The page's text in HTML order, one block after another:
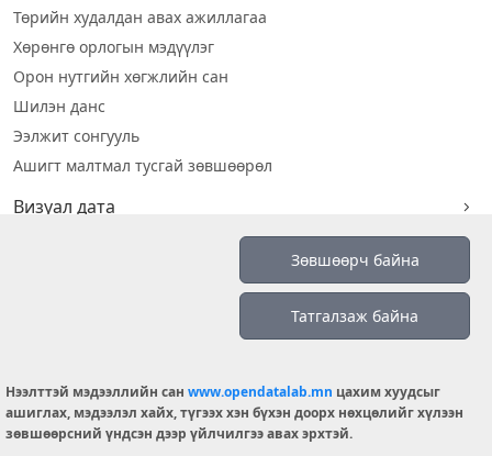
Төрийн худалдан авах ажиллагаа
Хөрөнгө орлогын мэдүүлэг
Орон нутгийн хөгжлийн сан
Шилэн данс
Ээлжит сонгууль
Ашигт малтмал тусгай зөвшөөрөл
Визуал дата
© 2026 OPENDATA LAB MONGOLIA.
Зөвшөөрч байна
Татгалзаж байна
Нээлттэй мэдээллийн сан www.opendatalab.mn цахим хуудсыг
ашиглах, мэдээлэл хайх, түгээх хэн бүхэн доорх нөхцөлийг хүлээн
зөвшөөрсний үндсэн дээр үйлчилгээ авах эрхтэй.